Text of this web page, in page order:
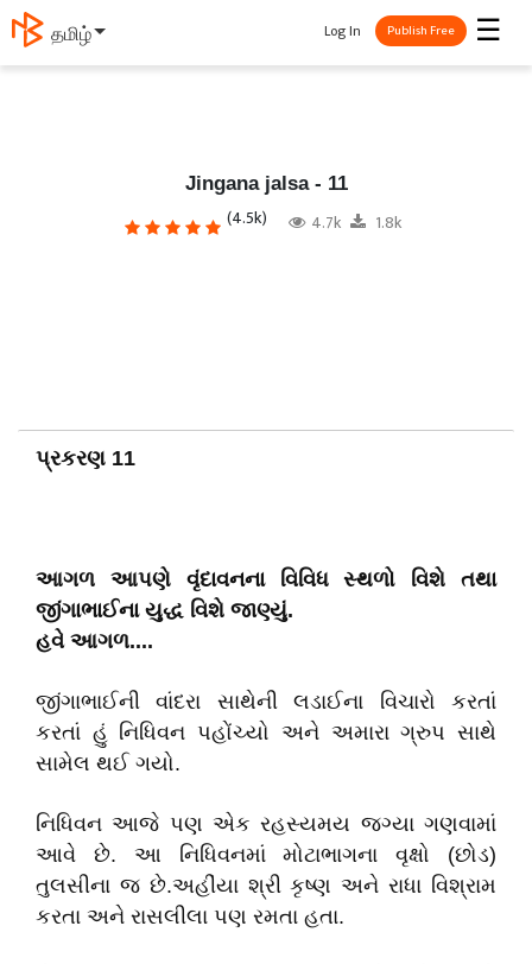
తెలుగు ☰
Log In Publish Free
Jingana jalsa - 11
(4.5k) 4.7k 1.8k
પ્રકરણ 11
આગળ આપણે વૃંદાવનના વિવિધ સ્થળો વિશે તથા
જીંગાભાઈના યુદ્ધ વિશે જાણ્યું.
હવે આગળ....
જીંગાભાઈની વાંદરા સાથેની લડાઈના વિચારો કરતાં
કરતાં હું નિધિવન પહોંચ્યો અને અમારા ગ્રુપ સાથે
સામેલ થઈ ગયો.
નિધિવન આજે પણ એક રહસ્યમય જગ્યા ગણવામાં
આવે છે. આ નિધિવનમાં મોટાભાગના વૃક્ષો (છોડ)
તુલસીના જ છે.અહીંયા શ્રી કૃષ્ણ અને રાધા વિશ્રામ
કરતા અને રાસલીલા પણ રમતા હતા.